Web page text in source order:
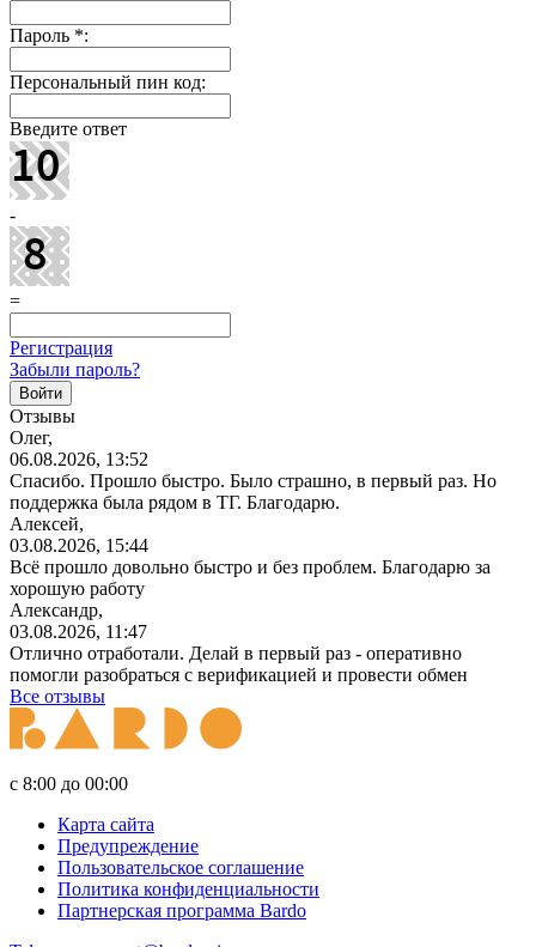
Пароль *:
Персональный пин код:
Введите ответ
-
=
Регистрация
Забыли пароль?
Отзывы
Олег,
06.08.2026, 13:52
Спасибо. Прошло быстро. Было страшно, в первый раз. Но
поддержка была рядом в ТГ. Благодарю.
Алексей,
03.08.2026, 15:44
Всё прошло довольно быстро и без проблем. Благодарю за
хорошую работу
Александр,
03.08.2026, 11:47
Отлично отработали. Делай в первый раз - оперативно
помогли разобраться с верификацией и провести обмен
Все отзывы
с 8:00 до 00:00
Карта сайта
Предупреждение
Пользовательское соглашение
Политика конфиденциальности
Партнерская программа Bardo